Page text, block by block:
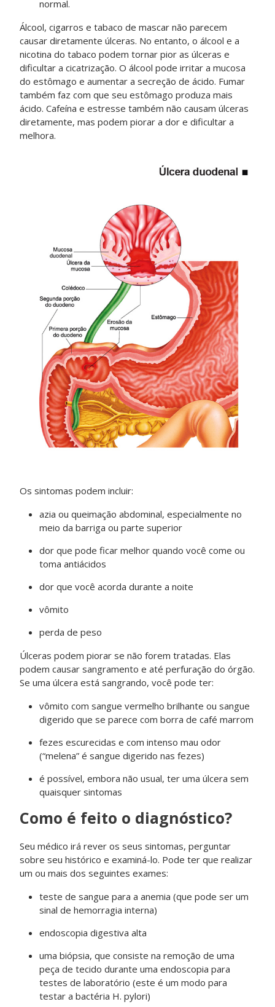
normal.
Álcool, cigarros e tabaco de mascar não parecem
causar diretamente úlceras. No entanto, o álcool e a
nicotina do tabaco podem tornar pior as úlceras e
dificultar a cicatrização. O álcool pode irritar a mucosa
do estômago e aumentar a secreção de ácido. Fumar
também faz com que seu estômago produza mais
ácido. Cafeína e estresse também não causam úlceras
diretamente, mas podem piorar a dor e dificultar a
melhora.
Os sintomas podem incluir:
azia ou queimação abdominal, especialmente no
meio da barriga ou parte superior
dor que pode ficar melhor quando você come ou
toma antiácidos
dor que você acorda durante a noite
vômito
perda de peso
Úlceras podem piorar se não forem tratadas. Elas
podem causar sangramento e até perfuração do órgão.
Se uma úlcera está sangrando, você pode ter:
vômito com sangue vermelho brilhante ou sangue
digerido que se parece com borra de café marrom
fezes escurecidas e com intenso mau odor
(“melena” é sangue digerido nas fezes)
é possível, embora não usual, ter uma úlcera sem
quaisquer sintomas
Como é feito o diagnóstico?
Seu médico irá rever os seus sintomas, perguntar
sobre seu histórico e examiná-lo. Pode ter que realizar
um ou mais dos seguintes exames:
teste de sangue para a anemia (que pode ser um
sinal de hemorragia interna)
endoscopia digestiva alta
uma biópsia, que consiste na remoção de uma
peça de tecido durante uma endoscopia para
testes de laboratório (este é um modo para
testar a bactéria H. pylori)